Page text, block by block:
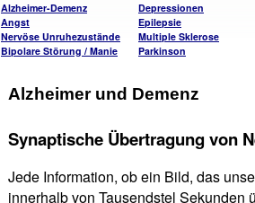
Alzheimer-Demenz
Angst
Nervöse Unruhezustände
Bipolare Störung / Manie
Depressionen
Epilepsie
Multiple Sklerose
Parkinson
Alzheimer und Demenz
Synaptische Übertragung von
Jede Information, ob ein Bild, das
innerhalb von Tausendstel Sekunden